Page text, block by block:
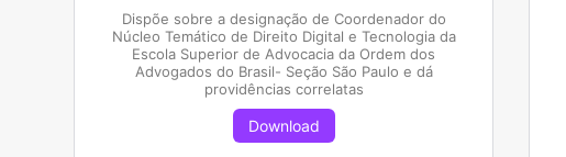
Dispõe sobre a designação de Coordenador do
Núcleo Temático de Direito Digital e Tecnologia da
Escola Superior de Advocacia da Ordem dos
Advogados do Brasil- Seção São Paulo e dá
providências correlatas
Download